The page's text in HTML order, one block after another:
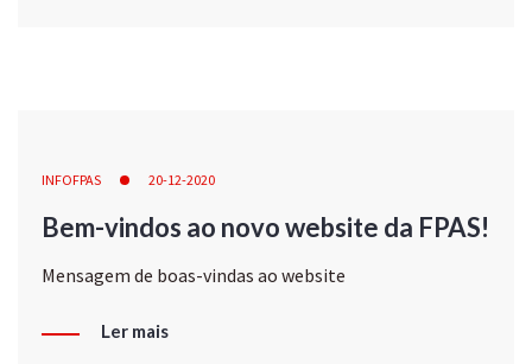
INFOFPAS 20-12-2020
Bem-vindos ao novo website da FPAS!
Mensagem de boas-vindas ao website
Ler mais